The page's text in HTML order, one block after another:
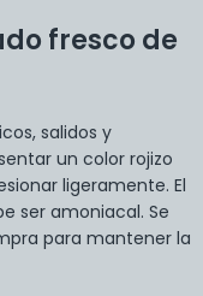
fresco de
salidos y
un color rojizo
ligeramente. El
ser amoniacal. Se
para mantener la